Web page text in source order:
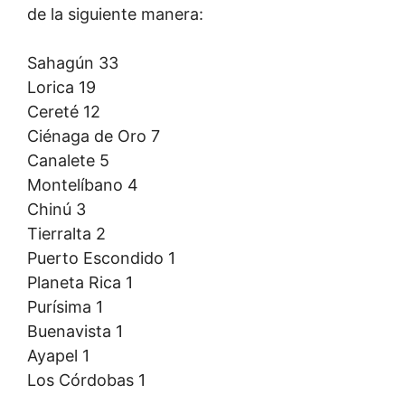
de la siguiente manera:
Sahagún 33
Lorica 19
Cereté 12
Ciénaga de Oro 7
Canalete 5
Montelíbano 4
Chinú 3
Tierralta 2
Puerto Escondido 1
Planeta Rica 1
Purísima 1
Buenavista 1
Ayapel 1
Los Córdobas 1